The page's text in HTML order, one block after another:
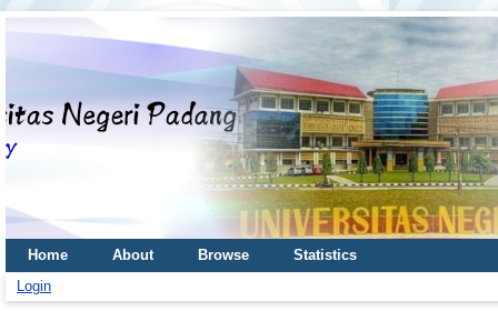
Home About Browse
Statistics
Login